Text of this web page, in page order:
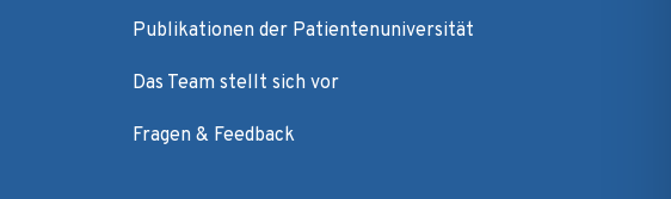
Publikationen der Patientenuniversität
Das Team stellt sich vor
Fragen & Feedback